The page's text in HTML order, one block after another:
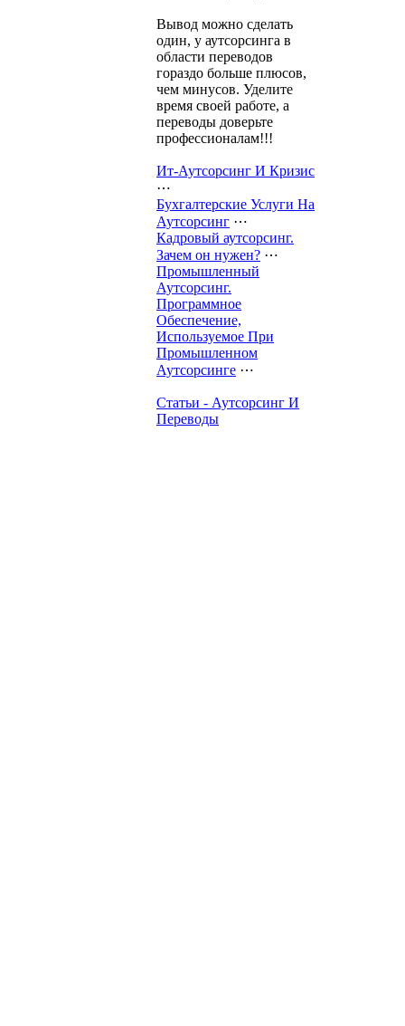
Вывод можно сделать
один, у аутсорсинга в
области переводов
гораздо больше плюсов,
чем минусов. Уделите
время своей работе, а
переводы доверьте
профессионалам!!!
Ит-Аутсорсинг И Кризис
⋯
Бухгалтерские Услуги На
Аутсорсинг ⋯
Кадровый аутсорсинг.
Зачем он нужен? ⋯
Промышленный
Аутсорсинг.
Программное
Обеспечение,
Используемое При
Промышленном
Аутсорсинге ⋯
Статьи - Аутсорсинг И
Переводы